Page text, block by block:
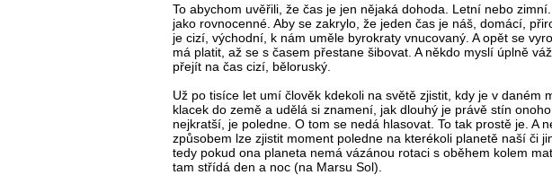
To abychom uvěřili, že čas je jen nějaká dohoda. Letní nebo
jako rovnocenné. Aby se zakrylo, že jeden čas je náš, domácí,
je cizí, východní, k nám uměle byrokraty vnucovaný. A opět se
má platit, až se s časem přestane šibovat. A někdo myslí úplně
přejít na čas cizí, běloruský.
Už po tisíce let umí člověk kdekoli na světě zjistit, kdy je v daném
klacek do země a udělá si znamení, jak dlouhý je právě stín
nejkratší, je poledne. O tom se nedá hlasovat. To tak prostě je. A
způsobem lze zjistit moment poledne na kterékoli planetě naší či
tedy pokud ona planeta nemá vázánou rotaci s oběhem kolem
tam střídá den a noc (na Marsu Sol).